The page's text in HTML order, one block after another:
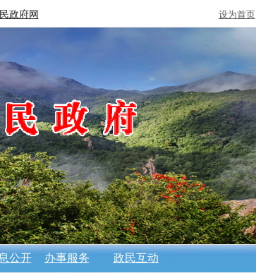
政府网 设为首页
公开 办事服务 政民互动